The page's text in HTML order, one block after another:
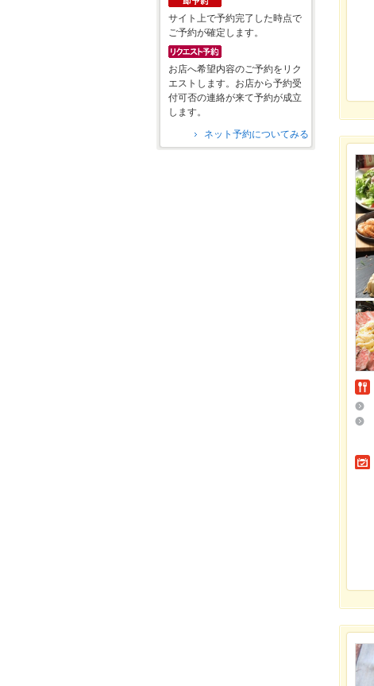
サイト上で予約完了した時点で
ご予約が確定します。
お店へ希望内容のご予約をリク
エストします。お店から予約受
付可否の連絡が来て予約が成立
します。
ネット予約についてみる